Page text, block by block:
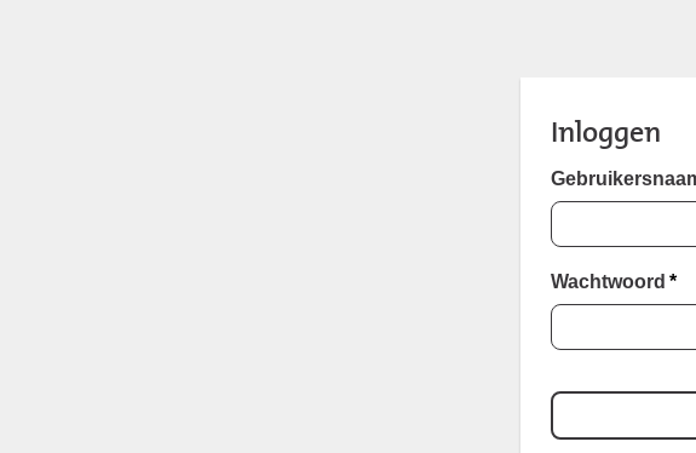
Inloggen
Wachtwoord *